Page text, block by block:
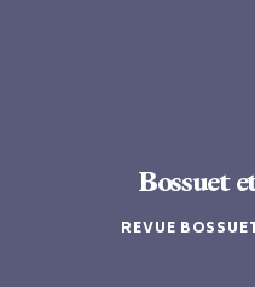
Bossuet
REVUE